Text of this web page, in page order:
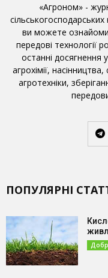
«Агроном» -
ви можете
передові технології
останні досягнення
агрохімії,
агротехніки,
ПОПУЛЯРНІ